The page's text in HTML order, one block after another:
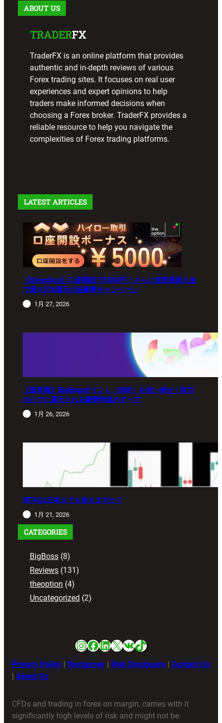
ABOUT US
TRADERFX
TraderFX is an online platform that provides
authentic and in-depth reviews of various
Forex trading sites. It focuses on real user
experiences and expert opinions to help
traders make informed decisions when
choosing a Forex broker. TraderFX provides a
reliable resource to help you navigate the
complexities of Forex trading platforms.
LATEST ARTICLES
【theoption】口座開設で5,000円！さらに仮想通貨入金
で最大10%還元の超豪華キャンペーン
1月 27, 2026
【新常識】BigBossポイント（BBP）を使い倒せ！取引
のたびに還元される豪華特典のすべて
1月 26, 2026
HFMは日本人でも使えますか？
1月 21, 2026
CATEGORIES
BigBoss (8)
Reviews (131)
theoption (4)
Uncategorized (2)
Instagram
Facebook
LinkedIn
X VKTikTok
Privacy Policy | Disclaimer | Risk Disclosure | Contact Us
| About Us
CFDs and trading in forex on margin, carries with it
significantly high levels of risk and might not be